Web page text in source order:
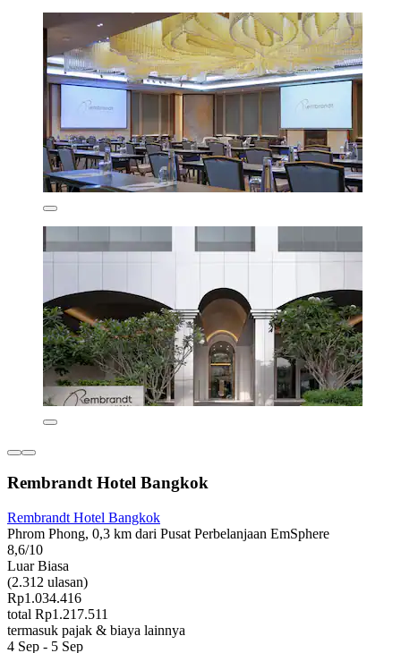
Rembrandt Hotel Bangkok
Rembrandt Hotel Bangkok
Phrom Phong, 0,3 km dari Pusat Perbelanjaan EmSphere
8,6/10
Luar Biasa
(2.312 ulasan)
Rp1.034.416
total Rp1.217.511
termasuk pajak & biaya lainnya
4 Sep - 5 Sep